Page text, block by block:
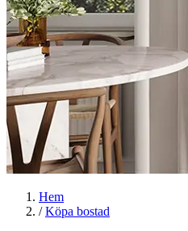
Hem
/ Köpa bostad